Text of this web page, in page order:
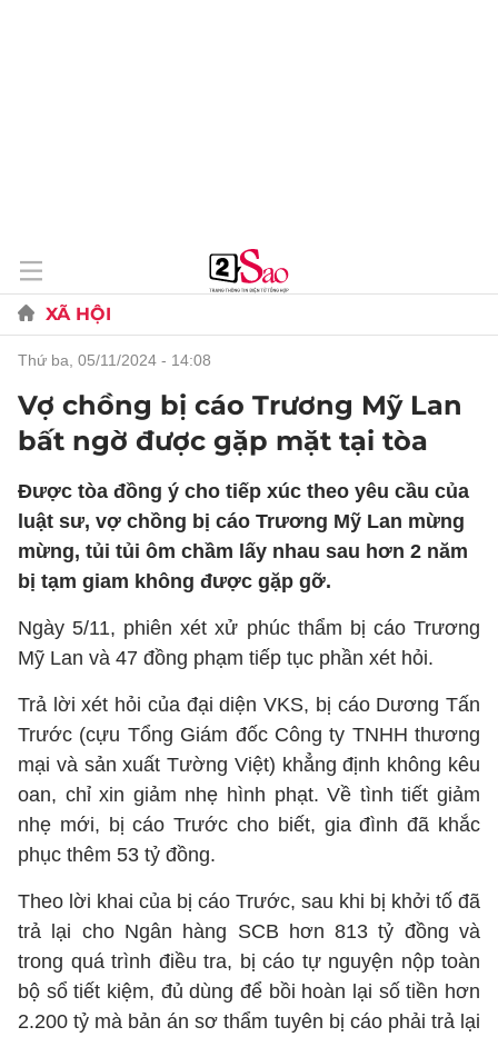
XÃ HỘI
thứ ba, 05/11/2024 - 14:08
Vợ chồng bị cáo Trương Mỹ Lan
bất ngờ được gặp mặt tại tòa
Được tòa đồng ý cho tiếp xúc theo yêu cầu của
luật sư, vợ chồng bị cáo Trương Mỹ Lan mừng
mừng, tủi tủi ôm chầm lấy nhau sau hơn 2 năm
bị tạm giam không được gặp gỡ.
Ngày 5/11, phiên xét xử phúc thẩm bị cáo Trương
Mỹ Lan và 47 đồng phạm tiếp tục phần xét hỏi.
Trả lời xét hỏi của đại diện VKS, bị cáo Dương Tấn
Trước (cựu Tổng Giám đốc Công ty TNHH thương
mại và sản xuất Tường Việt) khẳng định không kêu
oan, chỉ xin giảm nhẹ hình phạt. Về tình tiết giảm
nhẹ mới, bị cáo Trước cho biết, gia đình đã khắc
phục thêm 53 tỷ đồng.
Theo lời khai của bị cáo Trước, sau khi bị khởi tố đã
trả lại cho Ngân hàng SCB hơn 813 tỷ đồng và
trong quá trình điều tra, bị cáo tự nguyện nộp toàn
bộ sổ tiết kiệm, đủ dùng để bồi hoàn lại số tiền hơn
2.200 tỷ mà bản án sơ thẩm tuyên bị cáo phải trả lại